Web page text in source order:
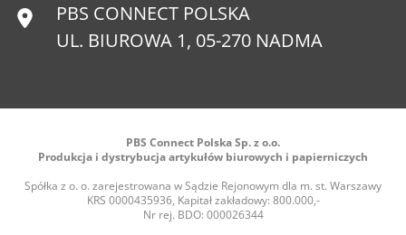
PBS CONNECT POLSKA
UL. BIUROWA 1, 05-270 NADMA
PBS Connect Polska Sp. z o.o.
Produkcja i dystrybucja artykułów biurowych i papierniczych
Spółka z o. o. zarejestrowana w Sądzie Rejonowym dla m. st. Warszawy
KRS 0000435936, Kapitał zakładowy: 800.000,-
Nr rej. BDO: 000026344